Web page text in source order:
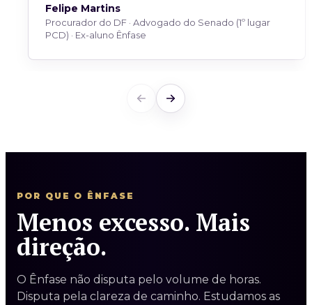
Felipe Martins
Procurador do DF · Advogado do Senado (1º lugar
PCD) · Ex-aluno Ênfase
POR QUE O ÊNFASE
Menos excesso. Mais
direção.
O Ênfase não disputa pelo volume de horas.
Disputa pela clareza de caminho. Estudamos as